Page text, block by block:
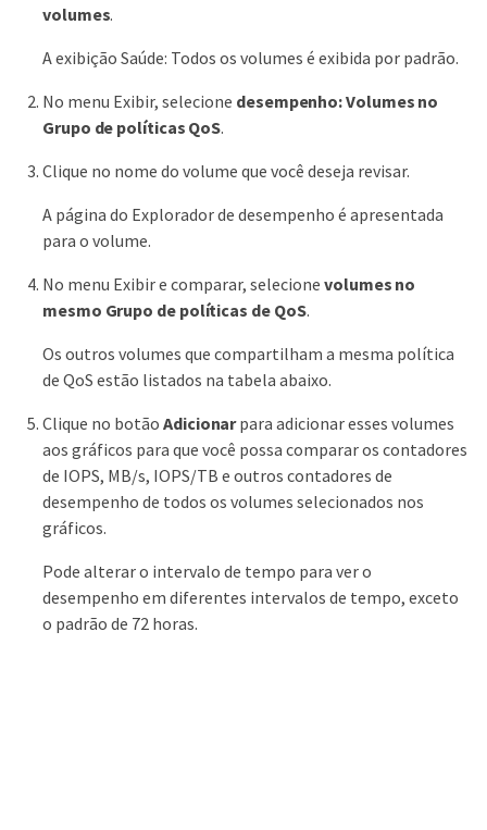
volumes.
A exibição Saúde: Todos os volumes é exibida por padrão.
No menu Exibir, selecione desempenho: Volumes no
Grupo de políticas QoS.
Clique no nome do volume que você deseja revisar.
A página do Explorador de desempenho é apresentada
para o volume.
No menu Exibir e comparar, selecione volumes no
mesmo Grupo de políticas de QoS.
Os outros volumes que compartilham a mesma política
de QoS estão listados na tabela abaixo.
Clique no botão Adicionarpara adicionar esses volumes
aos gráficos para que você possa comparar os contadores
de IOPS, MB/s, IOPS/TB e outros contadores de
desempenho de todos os volumes selecionados nos
gráficos.
Pode alterar o intervalo de tempo para ver o
desempenho em diferentes intervalos de tempo, exceto
o padrão de 72 horas.